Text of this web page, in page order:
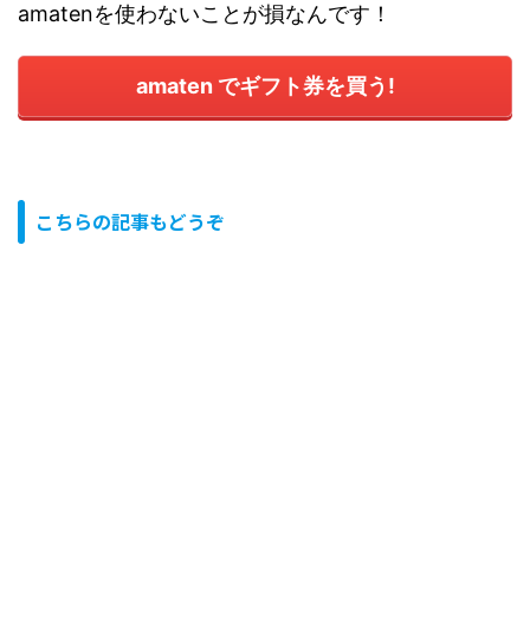
amatenを使わないことが損なんです！
amaten でギフト券を買う!
こちらの記事もどうぞ